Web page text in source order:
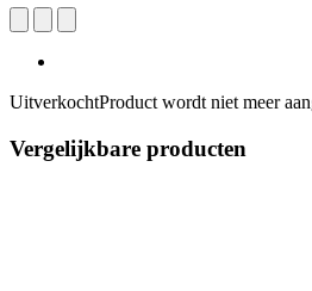
UitverkochtProduct wordt niet meer
Vergelijkbare producten